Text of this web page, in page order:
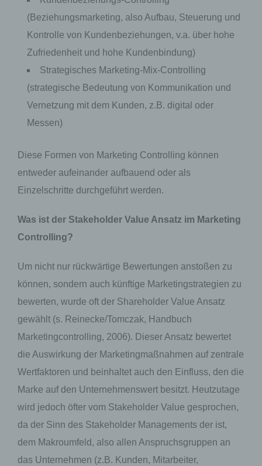
(Beziehungsmarketing, also Aufbau, Steuerung und
Kontrolle von Kundenbeziehungen, v.a. über hohe
Zufriedenheit und hohe Kundenbindung)
Strategisches Marketing-Mix-Controlling
(strategische Bedeutung von Kommunikation und
Vernetzung mit dem Kunden, z.B. digital oder
Messen)
Diese Formen von Marketing Controlling können
entweder aufeinander aufbauend oder als
Einzelschritte durchgeführt werden.
Was ist der Stakeholder Value Ansatz im Marketing
Controlling?
Um nicht nur rückwärtige Bewertungen anstoßen zu
können, sondern auch künftige Marketingstrategien zu
bewerten, wurde oft der Shareholder Value Ansatz
gewählt (s. Reinecke/Tomczak, Handbuch
Marketingcontrolling, 2006). Dieser Ansatz bewertet
die Auswirkung der Marketingmaßnahmen auf zentrale
Wertfaktoren und beinhaltet auch den Einfluss, den die
Marke auf den Unternehmenswert besitzt. Heutzutage
wird jedoch öfter vom Stakeholder Value gesprochen,
da der Sinn des Stakeholder Managements der ist,
dem Makroumfeld, also allen Anspruchsgruppen an
das Unternehmen (z.B. Kunden, Mitarbeiter,
Daten verwendet werden, um bestimmte
persönliche Aspekte, die sich auf eine natürliche
Person beziehen, zu bewerten, insbesondere,
um Aspekte bezüglich Arbeitsleistung,
Vorlieben, Interessen, Zuverlässigkeit,
Verhalten, Aufenthaltsort oder Ortswechsel
dieser natürlichen Person zu analysieren oder
vorherzusagen.
f) Pseudonymisierung
Pseudonymisierung ist die Verarbeitung
personenbezogener Daten in einer Weise, auf
welche die personenbezogenen Daten ohne
Hinzuziehung zusätzlicher Informationen nicht
mehr einer spezifischen betroffenen Person
zusätzlichen Informationen gesondert
organisatorischen Maßnahmen unterliegen, die
identifizierbaren natürlichen Person zugewiesen
g) Verantwortlicher oder für die
Verarbeitung Verantwortlicher
Verantwortlicher oder für die Verarbeitung
juristische Person, Behörde, Einrichtung oder
andere Stelle, die allein oder gemeinsam mit
Verarbeitung von personenbezogenen Daten
Verarbeitung durch das Unionsrecht oder das
Recht der Mitgliedstaaten vorgegeben, so kann
der Verantwortliche beziehungsweise können
die bestimmten Kriterien seiner Benennung